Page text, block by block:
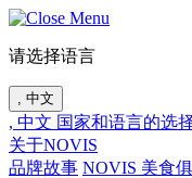
请选择语言
, 中文
, 中文 国家和语言的选
关于NOVIS
品牌故事 NOVIS 美食